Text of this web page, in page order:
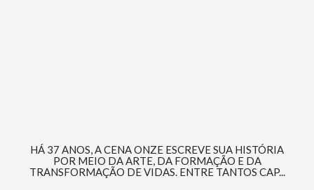
HÁ 37 ANOS, A CENA ONZE ESCREVE SUA HISTÓRIA
POR MEIO DA ARTE, DA FORMAÇÃO E DA
TRANSFORMAÇÃO DE VIDAS. ENTRE TANTOS CAP...